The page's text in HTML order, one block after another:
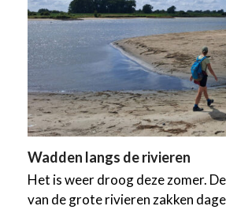
Wadden langs de rivieren
Het is weer droog deze zomer.
van de grote rivieren zakken